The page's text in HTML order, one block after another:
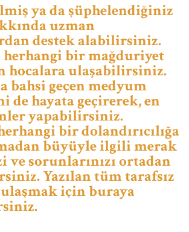
ya da şüphelendiğiniz
uzman
destek alabilirsiniz.
bir mağduriyet
hocalara ulaşabilirsiniz.
bahsi geçen medyum
de hayata geçirerek, en
yapabilirsiniz.
bir dolandırıcılığa
büyüyle ilgili merak
sorunlarınızı ortadan
Yazılan tüm tarafsız
için buraya